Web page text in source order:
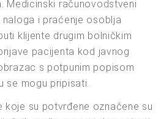
Medicinski računovodstveni
i praćenje osoblja
klijente drugim bolničkim
pacijenta kod javnog
s potpunim popisom
se mogu pripisati.
koje su potvrđene označene su